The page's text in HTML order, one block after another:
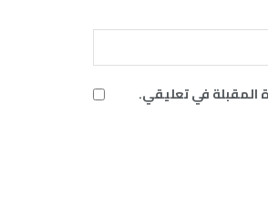
المقبلة في تعليقي.